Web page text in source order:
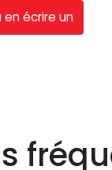
en écrire un